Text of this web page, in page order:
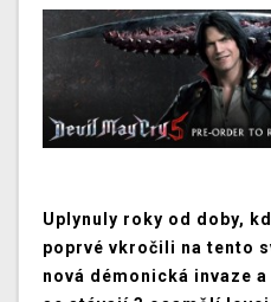
Uplynuly roky od doby,
poprvé vkročili na tento
nová démonická invaze